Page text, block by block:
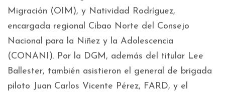
Migración (OIM), y Natividad Rodríguez,
encargada regional Cibao Norte del Consejo
Nacional para la Niñez y la Adolescencia
(CONANI). Por la DGM, además del titular Lee
Ballester, también asistieron el general de brigada
piloto Juan Carlos Vicente Pérez, FARD, y el